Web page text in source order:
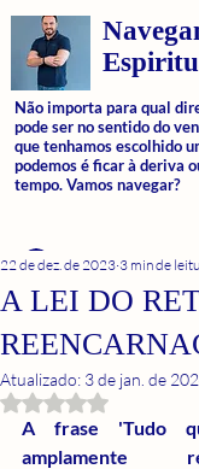
Não importa para qual
pode ser no sentido do
que tenhamos escolhido
podemos é ficar à deriva
tempo. Vamos navegar?
Login
A LEI DO
22 de dez. de 2023 3 min de
Atualizado: 3 de jan. de
Avaliado com NaN
A frase 'Tudo
amplamente